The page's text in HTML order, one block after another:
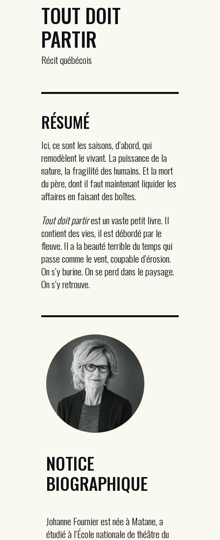
TOUT DOIT
PARTIR
Récit québécois
RÉSUMÉ
Ici, ce sont les saisons, d’abord, qui
remodèlent le vivant. La puissance de la
nature, la fragilité des humains. Et la mort
du père, dont il faut maintenant liquider les
affaires en faisant des boîtes.
Tout doit partirest un vaste petit livre. Il
contient des vies, il est débordé par le
fleuve. Il a la beauté terrible du temps qui
passe comme le vent, coupable d’érosion.
On s’y burine. On se perd dans le paysage.
On s’y retrouve.
NOTICE
BIOGRAPHIQUE
Johanne Fournier est née à Matane, a
étudié à l’École nationale de théâtre du